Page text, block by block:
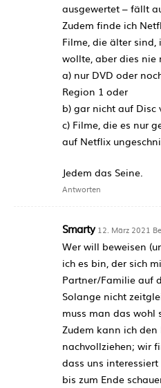
ausgewertet – fällt
Zudem finde ich
Filme, die älter sind,
wollte, aber dies nie
a) nur DVD oder
Region 1 oder
b) gar nicht auf Disc
c) Filme, die es nur
auf Netflix
Jedem das Seine.
Antworten
Smarty 12. März 2021
Wer will beweisen
ich es bin, der sich
Partner/Familie auf
Solange nicht
muss man das wohl
Zudem kann ich
nachvollziehen; wir
dass uns
bis zum Ende